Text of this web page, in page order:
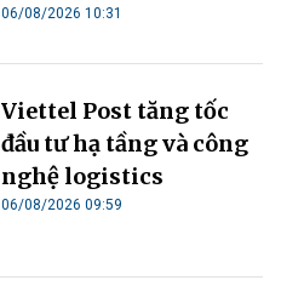
06/08/2026 10:31
Viettel Post tăng tốc
đầu tư hạ tầng và công
nghệ logistics
06/08/2026 09:59